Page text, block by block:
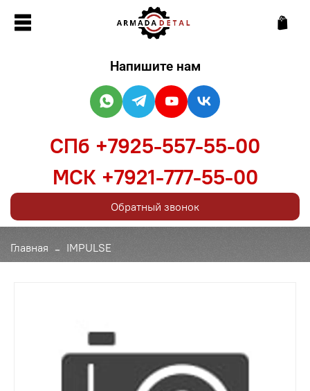
Главная IMPULSE
Напишите нам
СПб +7925-557-55-00
МСК +7921-777-55-00
Обратный звонок